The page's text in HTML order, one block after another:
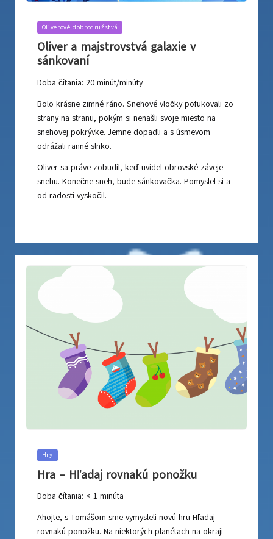
Posted
Oliverové dobrodružstvá
Oliver a majstrovstvá galaxie v
sánkovaní
Doba čítania: 20 minút/minúty
Bolo krásne zimné ráno. Snehové vločky pofukovali zo
strany na stranu, pokým si nenašli svoje miesto na
snehovej pokrývke. Jemne dopadli a s úsmevom
odrážali ranné slnko.
Oliver sa práve zobudil, keď uvidel obrovské záveje
snehu. Konečne sneh, bude sánkovačka. Pomyslel si a
od radosti vyskočil.
Posted
Hry
Hra – Hľadaj rovnakú ponožku
Doba čítania: < 1 minúta
Ahojte, s Tomášom sme vymysleli novú hru Hľadaj
rovnakú ponožku. Na niektorých planétach na okraji